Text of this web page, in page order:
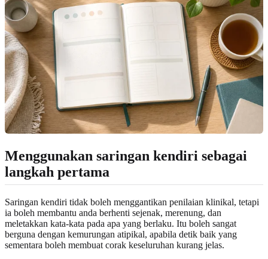
Menggunakan saringan kendiri sebagai
langkah pertama
Saringan kendiri tidak boleh menggantikan penilaian klinikal, tetapi
ia boleh membantu anda berhenti sejenak, merenung, dan
meletakkan kata-kata pada apa yang berlaku. Itu boleh sangat
berguna dengan kemurungan atipikal, apabila detik baik yang
sementara boleh membuat corak keseluruhan kurang jelas.